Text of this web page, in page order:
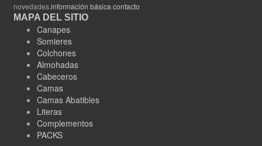
novedades.información básica contacto
MAPA DEL SITIO
Canapes
Somieres
Colchones
Almohadas
Cabeceros
Camas
Camas Abatibles
Literas
Complementos
PACKS